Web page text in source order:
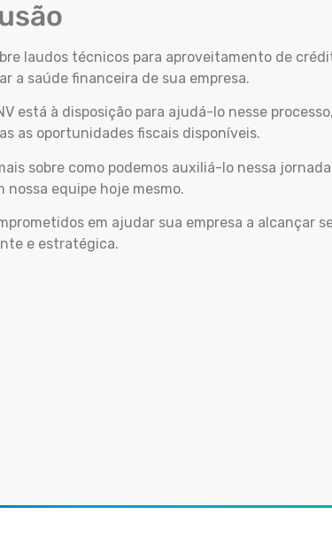
laudos técnicos para aproveitamento de
a saúde financeira de sua empresa.
está à disposição para ajudá-lo nesse
as oportunidades fiscais disponíveis.
sobre como podemos auxiliá-lo nessa
nossa equipe hoje mesmo.
em ajudar sua empresa a alcançar
e estratégica.